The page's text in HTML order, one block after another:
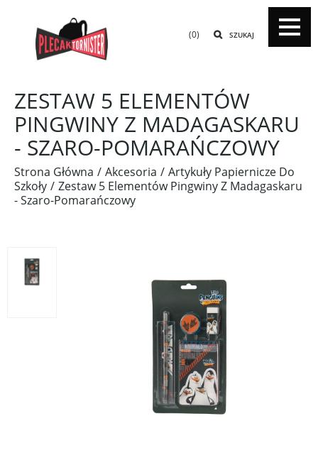
SZUKAJ
(0)
ZESTAW 5 ELEMENTÓW
PINGWINY Z MADAGASKARU
- SZARO-POMARAŃCZOWY
Strona Główna Akcesoria
Artykuły Papiernicze Do
Szkoły
Zestaw 5 Elementów Pingwiny Z Madagaskaru
- Szaro-Pomarańczowy